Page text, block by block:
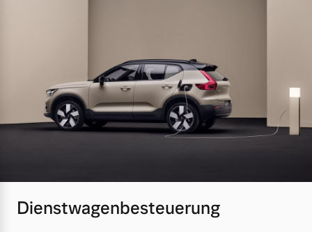
Dienstwagenbesteuerung